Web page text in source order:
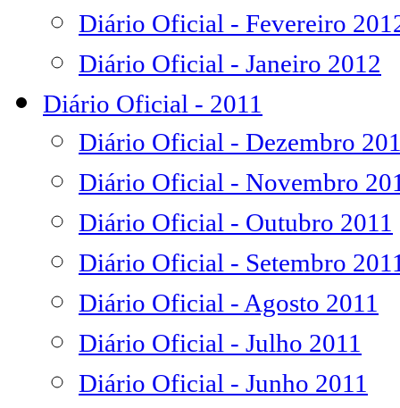
Diário Oficial - Fevereiro
Diário Oficial - Janeiro 2012
Diário Oficial - 2011
Diário Oficial - Dezembro
Diário Oficial - Novembro
Diário Oficial - Outubro 2011
Diário Oficial - Setembro
Diário Oficial - Agosto 2011
Diário Oficial - Julho 2011
Diário Oficial - Junho 2011